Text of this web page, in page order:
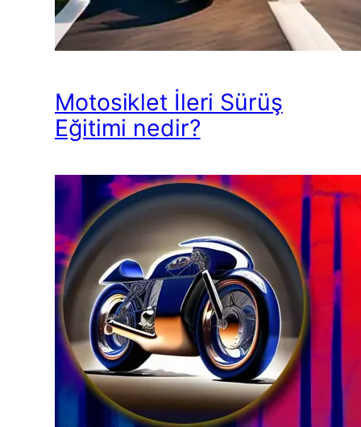
Motosiklet İleri Sürüş
Eğitimi nedir?